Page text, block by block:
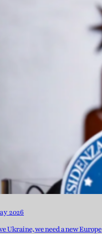
2026
Ukraine, we need a new Europe